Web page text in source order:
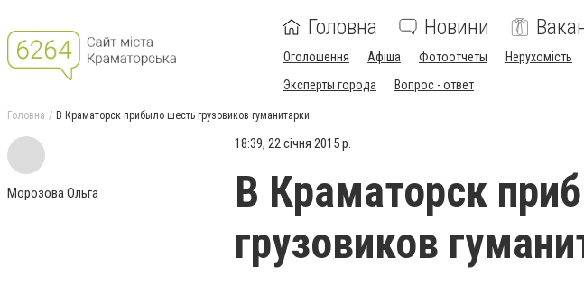
Головна Новини
Оголошення Афіша Фотоотчеты Нерухомість
Эксперты города
Вопрос - ответ
Головна В Краматорск прибыло шесть грузовиков гуманитарки
Морозова Ольга
18:39, 22 січня 2015 р.
В Краматорск
грузовиков